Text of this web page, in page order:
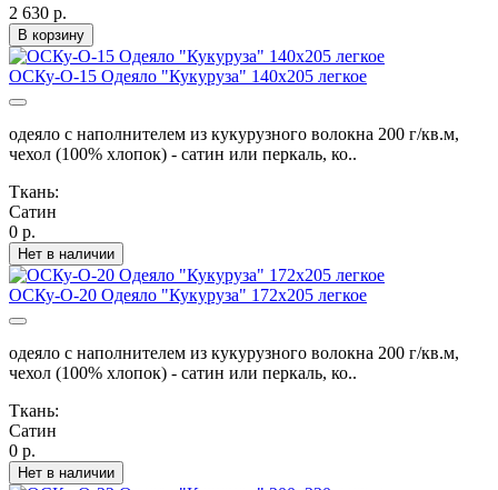
2 630 р.
В корзину
ОСКу-О-15 Одеяло "Кукуруза" 140х205 легкое
одеяло с наполнителем из кукурузного волокна 200 г/кв.м,
чехол (100% хлопок) - сатин или перкаль, ко..
Ткань:
Сатин
0 р.
Нет в наличии
ОСКу-О-20 Одеяло "Кукуруза" 172х205 легкое
одеяло с наполнителем из кукурузного волокна 200 г/кв.м,
чехол (100% хлопок) - сатин или перкаль, ко..
Ткань:
Сатин
0 р.
Нет в наличии